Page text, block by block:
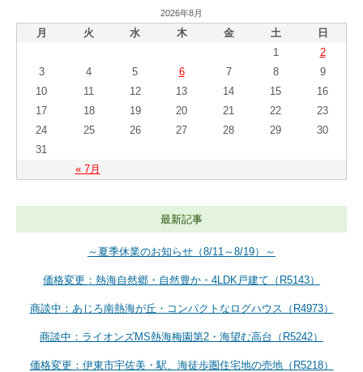
2026年8月
月 火 水 木 金 土 日
« 7月
1
2
3
4 5 6 7 8
9
10
11 12 13 14 15
16
17
18 19 20 21 22
23
24
25 26 27 28 29
30
31
最新記事
～夏季休業のお知らせ（8/11～8/19）～
価格変更：熱海自然郷・自然豊か・4LDK戸建て（R5143）
商談中：あじろ南熱海が丘・コンパクトなログハウス（R4973）
商談中：ライオンズMS熱海梅園第2・海望む高台（R5242）
価格変更：伊東市宇佐美・駅、海徒歩圏住宅地の売地（R5218）